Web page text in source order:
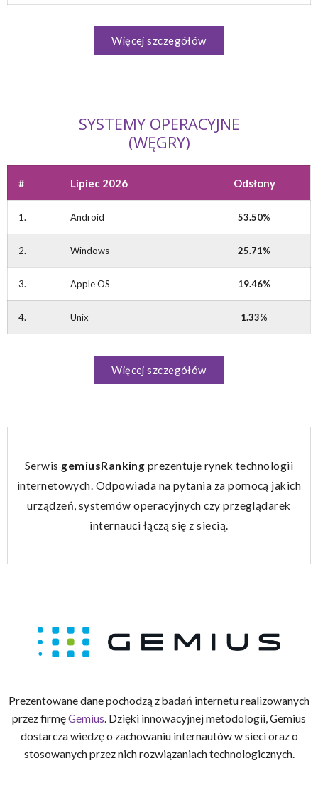
Więcej szczegółów
SYSTEMY OPERACYJNE
(WĘGRY)
# Lipiec 2026 Odsłony
1. Android 53.50%
2. Windows 25.71%
3. Apple OS 19.46%
4. Unix 1.33%
Więcej szczegółów
Serwis gemiusRanking prezentuje rynek technologii
internetowych. Odpowiada na pytania za pomocą jakich
urządzeń, systemów operacyjnych czy przeglądarek
internauci łączą się z siecią.
Prezentowane dane pochodzą z badań internetu realizowanych
przez firmęGemius . Dzięki innowacyjnej metodologii, Gemius
dostarcza wiedzę o zachowaniu internautów w sieci oraz o
stosowanych przez nich rozwiązaniach technologicznych.